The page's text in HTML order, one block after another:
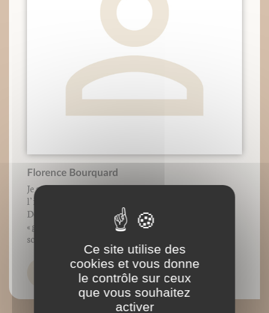
Florence Bourquard
Je suis la petite sœur « d’un allergique » dont
l’intolérance au gluten s’est déclarée il y a 30 ans déjà.
Depuis toujours, sensible à l’injustice devant la
« gourmandise générale », j’ai cherché à trouver des
solutions pour que tous (...)
Ce site utilise des
cookies et vous donne
le contrôle sur ceux
que vous souhaitez
activer